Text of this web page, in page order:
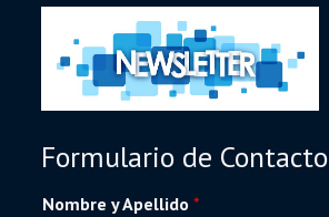
Formulario de Contacto
Nombre y Apellido*